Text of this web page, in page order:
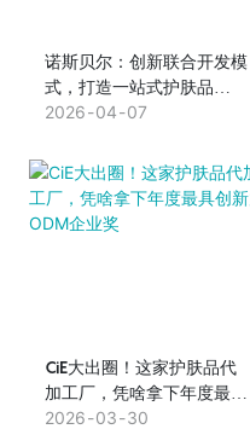
诺斯贝尔：创新联合开发模
式，打造一站式护肤品
ODM代工服务
2026 04 07
CiE大出圈！这家护肤品代
加工厂，凭啥拿下年度最具
创新力ODM企业奖
2026 03 30